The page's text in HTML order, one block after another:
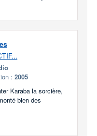
: 2005
Karaba la sorcière,
bien des